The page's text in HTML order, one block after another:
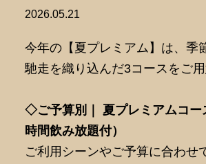
2026.05.21
今年の【夏プレミアム】は、季
馳走を織り込んだ3コースをご
◇ご予算別｜ 夏プレミアムコー
時間飲み放題付）
ご利用シーンやご予算に合わせ